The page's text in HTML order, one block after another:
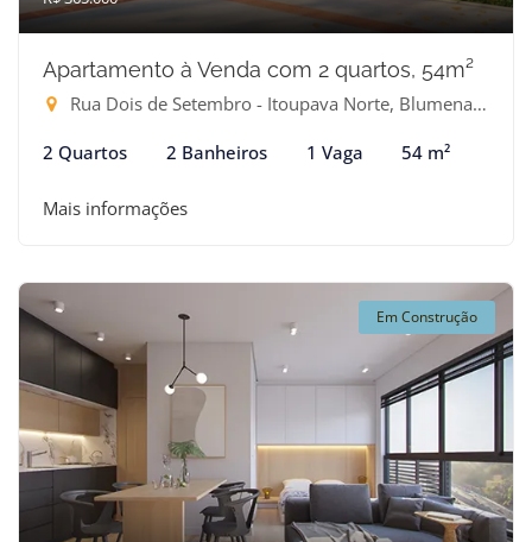
Apartamento à Venda com 2 quartos, 54m²
Rua Dois de Setembro - Itoupava Norte, Blumenau-SC
2 Quartos 2 Banheiros 1 Vaga 54 m²
Mais informações
Em Construção